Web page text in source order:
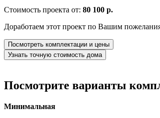
Стоимость проекта от: 80 100 р.
Доработаем этот проект по Вашим
Посмотреть комплектации и цены
Узнать точную стоимость дома
Посмотрите варианты
Минимальная